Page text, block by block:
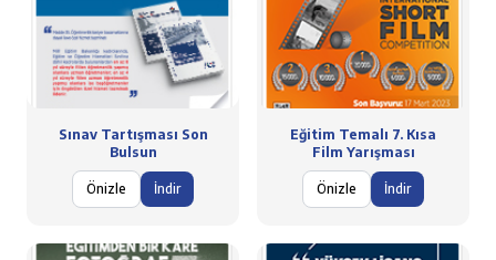
Sınav Tartışması Son
Bulsun
Önizle İndir
Eğitim Temalı 7. Kısa
Film Yarışması
Önizle İndir